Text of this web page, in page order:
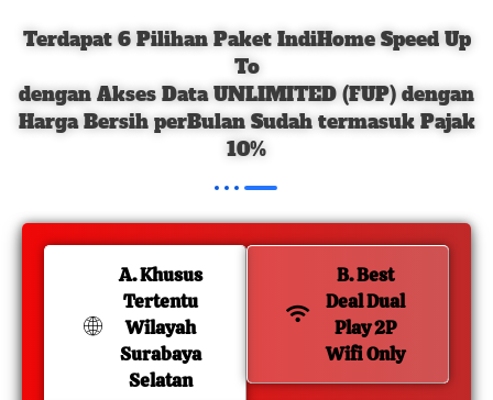
Terdapat 6 Pilihan Paket IndiHome Speed Up
To
dengan Akses Data UNLIMITED (FUP) dengan
Harga Bersih perBulan Sudah termasuk Pajak
10%
A. Khusus
Tertentu
Wilayah
Surabaya
Selatan
B. Best
Deal Dual
Play 2P
Wifi Only